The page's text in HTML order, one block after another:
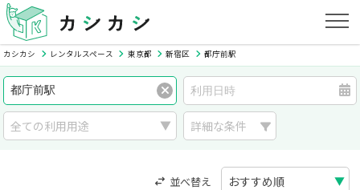
カシカシ レンタルスペース 東京都 新宿区 都庁前駅
詳細な条件
並べ替え